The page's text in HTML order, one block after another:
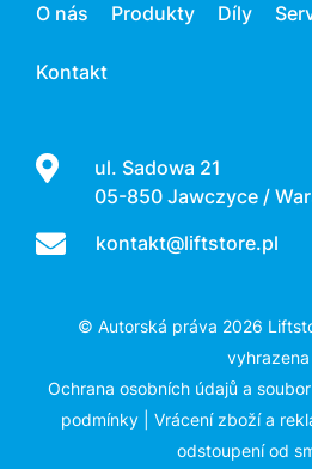
O nás Produkty Díly
Kontakt
ul. Sadowa 21
05-850 Jawczyce /
kontakt@liftstore.pl
© Autorská práva 2026
vyhrazena
Ochrana osobních údajů a
podmínky
Vrácení zboží a
odstoupení od